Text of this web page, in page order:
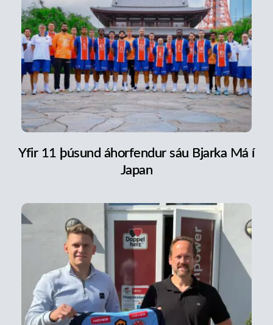
Yfir 11 þúsund áhorfendur sáu Bjarka Má í
Japan